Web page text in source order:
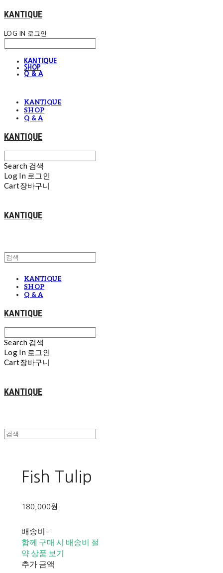
KANTIQUE
LOG IN 로그인
KANTIQUE
SHOP
Q & A
KANTIQUE
SHOP
Q & A
KANTIQUE
Search 검색
Log In 로그인
Cart장바구니
KANTIQUE
KANTIQUE
SHOP
Q & A
KANTIQUE
Search 검색
Log In 로그인
Cart장바구니
KANTIQUE
Fish Tulip
180,000원
배송비 -
함께 구매 시 배송비 절
약 상품 보기
추가 금액